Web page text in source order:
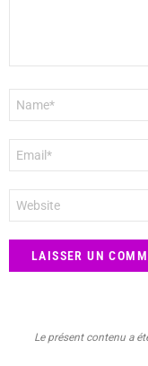
mail
*
web
Le présent contenu a